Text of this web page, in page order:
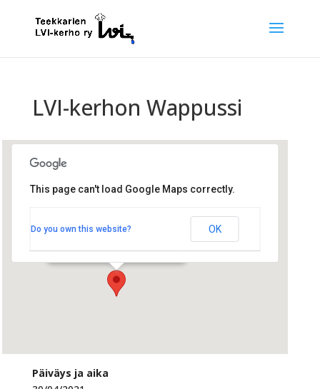
LVI-kerhon Wappussi
Otakaari 4 - Espoo
Tapahtumat
This page can't load Google Maps correctly.
Do you own this website? OK
Päiväys ja aika